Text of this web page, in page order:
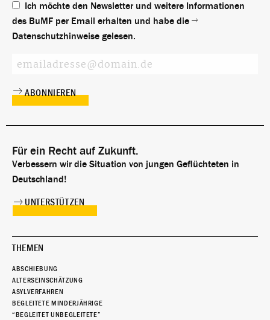
Ich möchte den Newsletter und weitere Informationen
des BuMF per Email erhalten und habe die
Datenschutzhinweise gelesen.
Für ein Recht auf Zukunft.
Verbessern wir die Situation von jungen Geflüchteten in
Deutschland!
UNTERSTÜTZEN
THEMEN
ABSCHIEBUNG
ALTERSEINSCHÄTZUNG
ASYLVERFAHREN
BEGLEITETE MINDERJÄHRIGE
“BEGLEITET UNBEGLEITETE”